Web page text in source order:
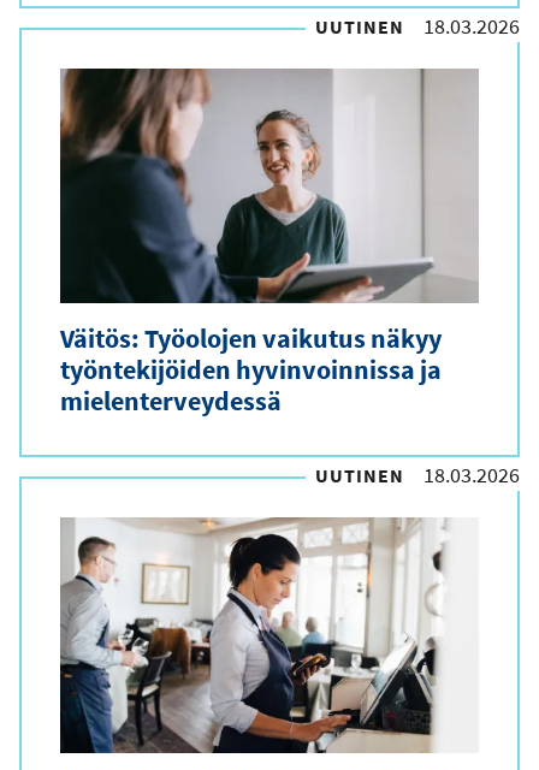
UUTINEN 18.03.2026
Väitös: Työolojen vaikutus näkyy
työntekijöiden hyvinvoinnissa ja
mielenterveydessä
UUTINEN 18.03.2026